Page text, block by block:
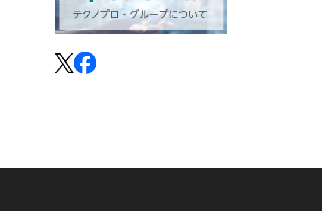
# テクノプロ・コンストラクション